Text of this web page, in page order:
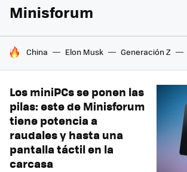
Minisforum
HOY SE HABLA DE
China Elon Musk Generación Z
Los miniPCs se ponen las
pilas: este de Minisforum
tiene potencia a
raudales y hasta una
pantalla táctil en la
carcasa